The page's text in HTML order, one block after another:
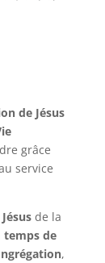
de Jésus
grâce
service
de la
temps de
,